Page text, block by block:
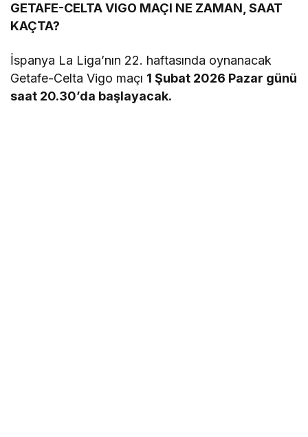
GETAFE-CELTA VIGO MAÇI NE ZAMAN, SAAT
KAÇTA?
İspanya La Liga’nın 22. haftasında oynanacak
Getafe-Celta Vigo maçı 1 Şubat 2026 Pazar günü
saat 20.30’da başlayacak.